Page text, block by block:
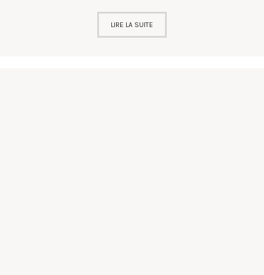
LIRE LA SUITE